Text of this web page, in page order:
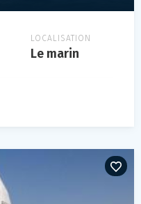
LOCALISATION
Le marin